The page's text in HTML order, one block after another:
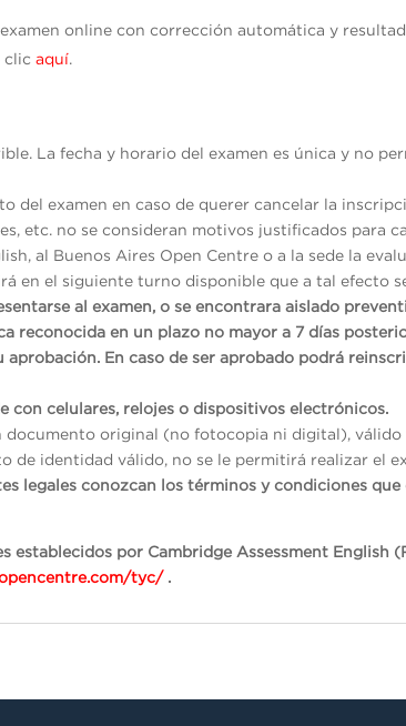
online con corrección automática y
clic aquí
La fecha y horario del examen es única y no
del examen en caso de querer cancelar la
etc. no se consideran motivos justificados para
al Buenos Aires Open Centre o a la sede la
en el siguiente turno disponible que a tal efecto
al examen, o se encontrara aislado
en un plazo no mayor a 7 días
En caso de ser aprobado podrá
con celulares, relojes o dispositivos electrónicos.
documento original (no fotocopia ni digital),
identidad válido, no se le permitirá realizar el
legales conozcan los términos y condiciones
establecidos por Cambridge Assessment English
tyc/.